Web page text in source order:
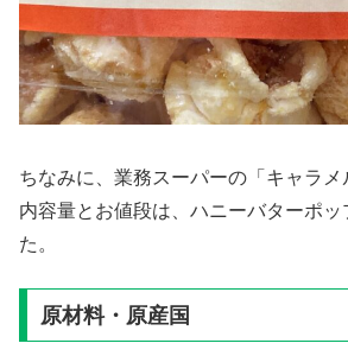
ちなみに、業務スーパーの「キャラ
内容量とお値段は、ハニーバターポ
た。
原材料・原産国